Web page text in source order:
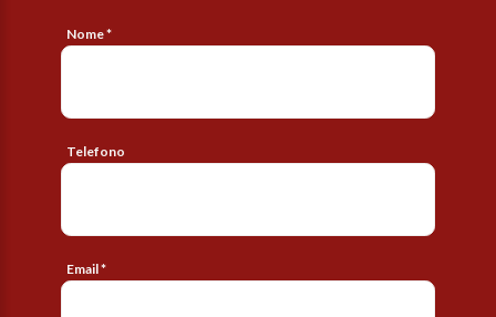
Nome *
Telefono
Email *